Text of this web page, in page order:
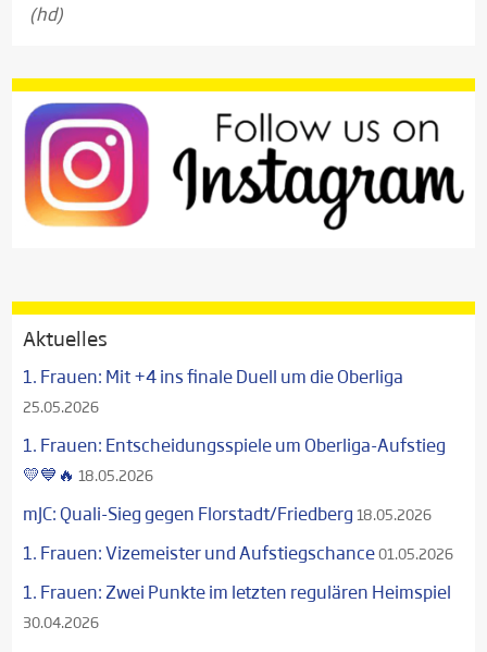
(hd)
Aktuelles
1. Frauen: Mit +4 ins finale Duell um die Oberliga
25.05.2026
1. Frauen: Entscheidungsspiele um Oberliga-Aufstieg
💛💙🔥 18.05.2026
mJC: Quali-Sieg gegen Florstadt/Friedberg 18.05.2026
1. Frauen: Vizemeister und Aufstiegschance01.05.2026
1. Frauen: Zwei Punkte im letzten regulären Heimspiel
30.04.2026